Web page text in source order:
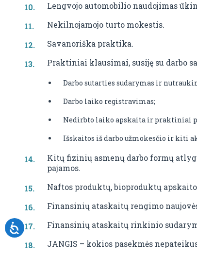
Lengvojo automobilio naudojimas
Nekilnojamojo turto mokestis.
Savanoriška praktika.
Praktiniai klausimai, susiję su darbo
Darbo sutarties sudarymas ir
Darbo laiko registravimas;
Nedirbto laiko apskaita ir praktiniai
Išskaitos iš darbo užmokesčio ir kiti
Kitų fizinių asmenų darbo formų
pajamos.
Naftos produktų, bioproduktų
Finansinių ataskaitų rengimo
Finansinių ataskaitų rinkinio
JANGIS – kokios pasekmės